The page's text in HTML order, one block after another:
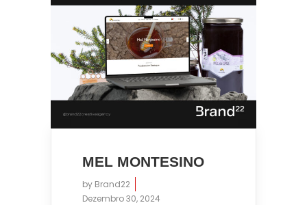
MEL MONTESINO
by Brand22
Dezembro 30, 2024